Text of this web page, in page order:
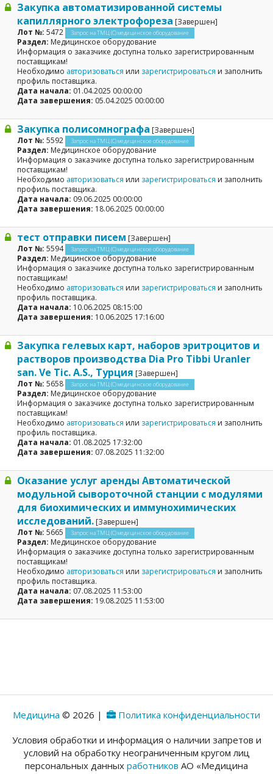
Закупка автоматизированной системы
капиллярного электрофореза [Завершен]
Лот №: 5472 Запрос на ТМЦ (С) медицинское оборудование
Раздел: Медицинское оборудование
Информация о заказчике доступна только зарегистрированным
поставщикам!
Необходимо авторизоваться или зарегистрироваться и заполнить
профиль поставщика.
Дата начала: 01.04.2025 00:00:00
Дата завершения: 05.04.2025 00:00:00
Закупка полисомнографа [Завершен]
Лот №: 5592 Запрос на ТМЦ (С) медицинское оборудование
Раздел: Медицинское оборудование
Информация о заказчике доступна только зарегистрированным
поставщикам!
Необходимо авторизоваться или зарегистрироваться и заполнить
профиль поставщика.
Дата начала: 09.06.2025 00:00:00
Дата завершения: 18.06.2025 00:00:00
тест отправки писем [Завершен]
Лот №: 5594 Запрос на ТМЦ (С) медицинское оборудование
Раздел: Медицинское оборудование
Информация о заказчике доступна только зарегистрированным
поставщикам!
Необходимо авторизоваться или зарегистрироваться и заполнить
профиль поставщика.
Дата начала: 10.06.2025 08:15:00
Дата завершения: 10.06.2025 17:16:00
Закупка гелевых карт, наборов эритроцитов и
растворов производства Dia Pro Tibbi Uranler
san. Ve Tic. A.S., Турция [Завершен]
Лот №: 5658 Запрос на ТМЦ (С) медицинское оборудование
Раздел: Медицинское оборудование
Информация о заказчике доступна только зарегистрированным
поставщикам!
Необходимо авторизоваться или зарегистрироваться и заполнить
профиль поставщика.
Дата начала: 01.08.2025 17:32:00
Дата завершения: 07.08.2025 11:32:00
Оказание услуг аренды Автоматической
модульной сывороточной станции с модулями
для биохимических и иммунохимических
исследований. [Завершен]
Лот №: 5665 Запрос на ТМЦ (С) медицинское оборудование
Раздел: Медицинское оборудование
Информация о заказчике доступна только зарегистрированным
поставщикам!
Необходимо авторизоваться или зарегистрироваться и заполнить
профиль поставщика.
Дата начала: 07.08.2025 11:53:00
Дата завершения: 19.08.2025 11:53:00
Медицина © 2026 | Политика конфиденциальности
Условия обработки и информация о наличии запретов и
условий на обработку неограниченным кругом лиц
персональных данных работников АО «Медицина